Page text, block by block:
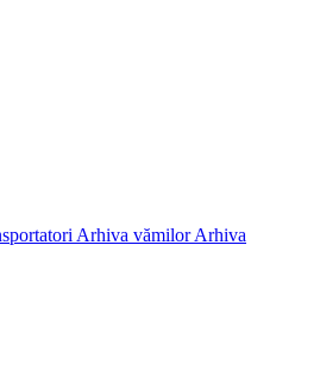
Arhiva vămilor Arhiva